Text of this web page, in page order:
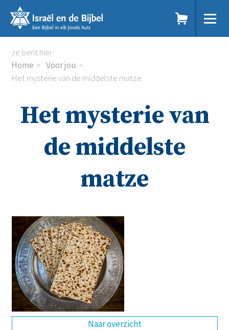
links
naar
de
inhoud
naar
de
Je bent hier:
Home
Voor jou
Het mysterie van de middelste matze
Het mysterie van
de middelste
matze
Naar overzicht
Doe mee
Podcast
Magazine
Digitale nieuwsbrief
Agenda
Jongerenwerk
Het Studiehuis (cursus)
Over ons
DE EN